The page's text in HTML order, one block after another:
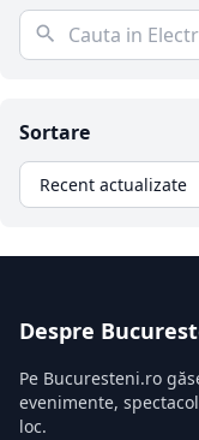
Sortare
Despre
Pe Bucuresteni.ro
evenimente,
loc.